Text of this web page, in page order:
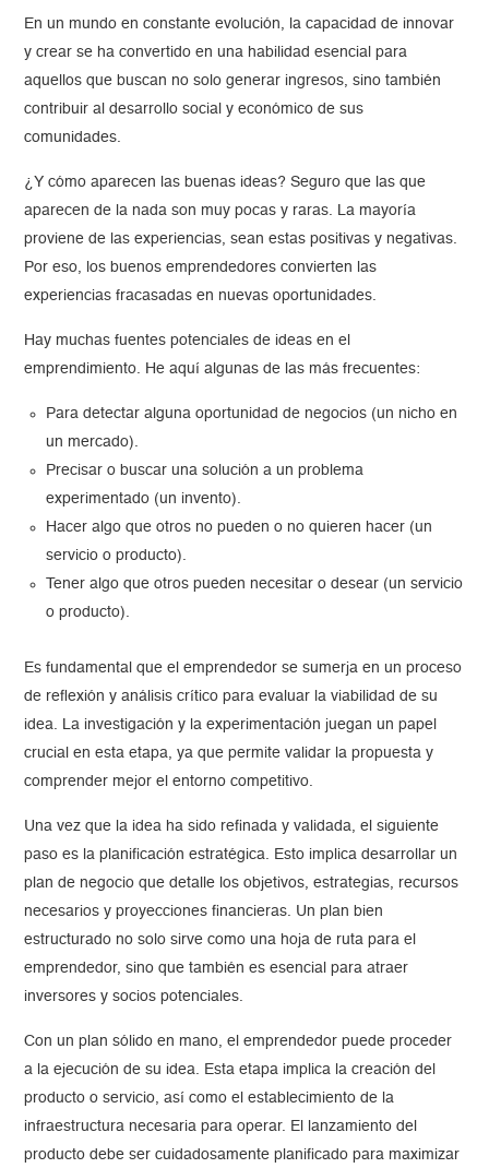
En un mundo en constante evolución, la capacidad de innovar
y crear se ha convertido en una habilidad esencial para
aquellos que buscan no solo generar ingresos, sino también
contribuir al desarrollo social y económico de sus
comunidades.
¿Y cómo aparecen las buenas ideas? Seguro que las que
aparecen de la nada son muy pocas y raras. La mayoría
proviene de las experiencias, sean estas positivas y negativas.
Por eso, los buenos emprendedores convierten las
experiencias fracasadas en nuevas oportunidades.
Hay muchas fuentes potenciales de ideas en el
emprendimiento. He aquí algunas de las más frecuentes:
Para detectar alguna oportunidad de negocios (un nicho en
un mercado).
Precisar o buscar una solución a un problema
experimentado (un invento).
Hacer algo que otros no pueden o no quieren hacer (un
servicio o producto).
Tener algo que otros pueden necesitar o desear (un servicio
o producto).
Es fundamental que el emprendedor se sumerja en un proceso
de reflexión y análisis crítico para evaluar la viabilidad de su
idea. La investigación y la experimentación juegan un papel
crucial en esta etapa, ya que permite validar la propuesta y
comprender mejor el entorno competitivo.
Una vez que la idea ha sido refinada y validada, el siguiente
paso es la planificación estratégica. Esto implica desarrollar un
plan de negocio que detalle los objetivos, estrategias, recursos
necesarios y proyecciones financieras. Un plan bien
estructurado no solo sirve como una hoja de ruta para el
emprendedor, sino que también es esencial para atraer
inversores y socios potenciales.
Con un plan sólido en mano, el emprendedor puede proceder
a la ejecución de su idea. Esta etapa implica la creación del
producto o servicio, así como el establecimiento de la
infraestructura necesaria para operar. El lanzamiento del
producto debe ser cuidadosamente planificado para maximizar